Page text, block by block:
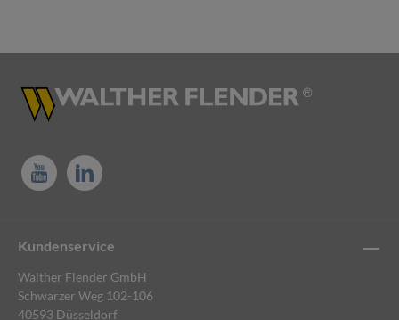
Kundenservice
Walther Flender GmbH
Schwarzer Weg 102-106
40593 Düsseldorf